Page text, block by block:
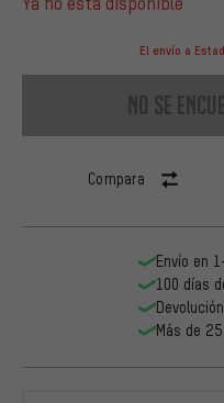
El envío a
no se
Compara
Envío en
100 días
Más de